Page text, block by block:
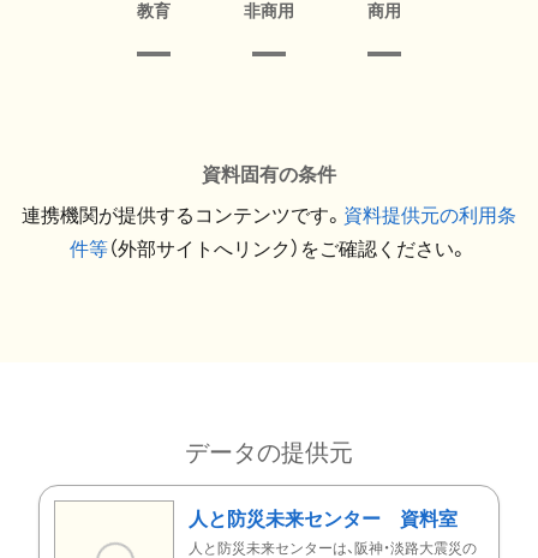
教育 非商用 商用
資料固有の条件
連携機関が提供するコンテンツです。 資料提供元の利用条
件等（外部サイトへリンク）をご確認ください。
データの提供元
人と防災未来センター 資料室
人と防災未来センターは、阪神・淡路大震災の